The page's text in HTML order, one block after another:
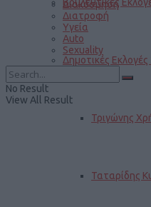
Δημοτικές Εκλογές
Τριγώνης
Ταταρίδης
Διακόσμηση
Διατροφή
Υγεία
Auto
Sexuality
No Result
View All Result